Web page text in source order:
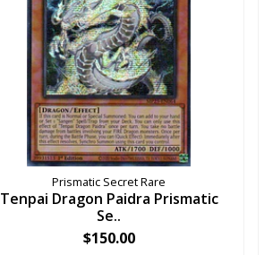
Prismatic Secret Rare
Tenpai Dragon Paidra Prismatic
Se..
$150.00